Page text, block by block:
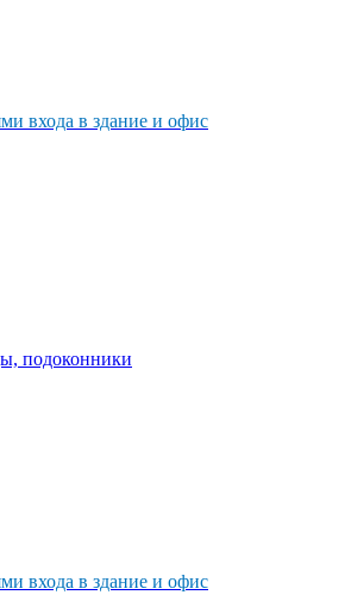
входа в здание и офис
входа в здание и офис